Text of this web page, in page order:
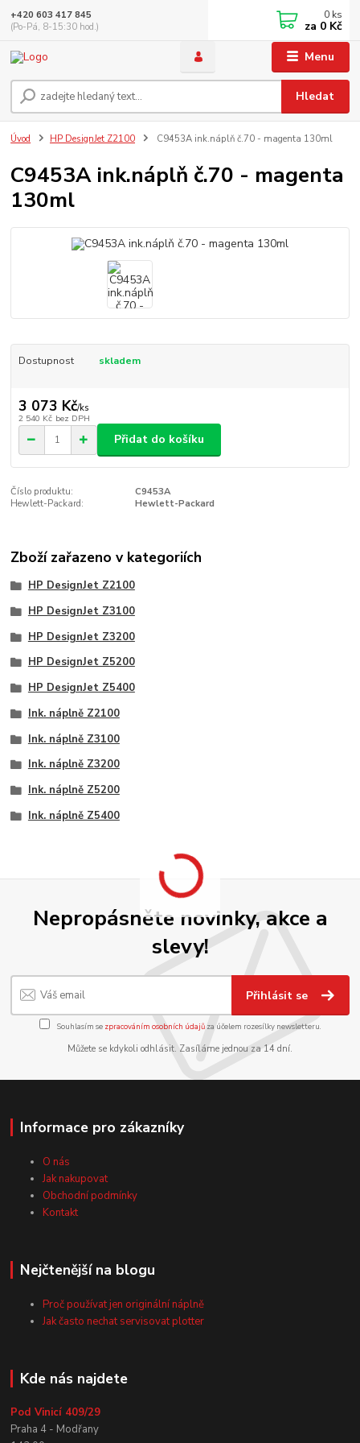
Menu
Hledat
+420 603 417 845
(Po-Pá, 8-15:30 hod.)
0 ks
za 0 Kč
Úvod HP DesignJet Z2100 C9453A ink.náplň č.70 - magenta 130ml
C9453A ink.náplň č.70 - magenta
130ml
Dostupnost skladem
3 073 Kč/ks
2 540 Kč bez DPH
Přidat do košíku
Číslo produktu:
C9453A
Hewlett-Packard:
Hewlett-Packard
Zboží zařazeno v kategoriích
HP DesignJet Z2100
HP DesignJet Z3100
HP DesignJet Z3200
HP DesignJet Z5200
HP DesignJet Z5400
Ink. náplně Z2100
Ink. náplně Z3100
Ink. náplně Z3200
Ink. náplně Z5200
Ink. náplně Z5400
Nepropásněte novinky, akce a
slevy!
Přihlásit se
Souhlasím se zpracováním osobních údajůza účelem rozesílky newsletteru.
Můžete se kdykoli odhlásit. Zasíláme jednou za 14 dní.
Informace pro zákazníky
O nás
Jak nakupovat
Obchodní podmínky
Kontakt
Nejčtenější na blogu
Proč používat jen originální náplně
Jak často nechat servisovat plotter
Kde nás najdete
Pod Vinicí 409/29
Praha 4 - Modřany